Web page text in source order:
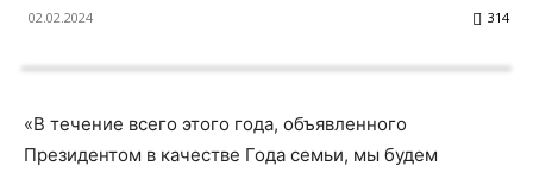
02.02.2024 314
«В течение всего этого года, объявленного
Президентом в качестве Года семьи, мы будем